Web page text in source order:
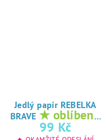
Jedlý papír REBELKA
BRAVE ★ oblíbený
tisk na jedlý
99 Kč